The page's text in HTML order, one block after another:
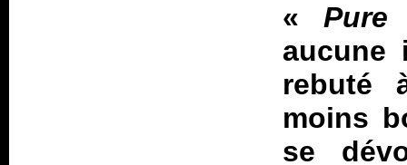
« Pure
aucune
rebuté
moins
se